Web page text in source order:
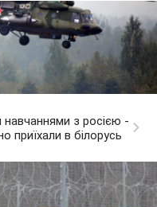
навчаннями з росією -
приїхали в білорусь